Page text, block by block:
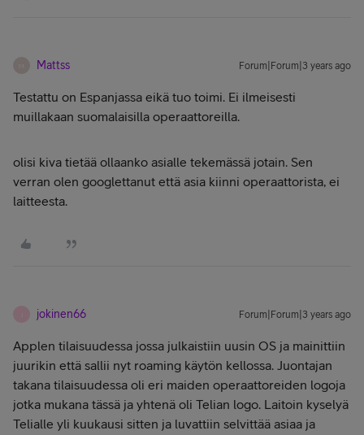
Mattss Forum|Forum|3 years ago
Testattu on Espanjassa eikä tuo toimi. Ei ilmeisesti
muillakaan suomalaisilla operaattoreilla.
olisi kiva tietää ollaanko asialle tekemässä jotain. Sen
verran olen googlettanut että asia kiinni operaattorista, ei
laitteesta.
jokinen66 Forum|Forum|3 years ago
Applen tilaisuudessa jossa julkaistiin uusin OS ja mainittiin
juurikin että sallii nyt roaming käytön kellossa. Juontajan
takana tilaisuudessa oli eri maiden operaattoreiden logoja
jotka mukana tässä ja yhtenä oli Telian logo. Laitoin kyselyä
Telialle yli kuukausi sitten ja luvattiin selvittää asiaa ja